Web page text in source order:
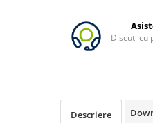
Toate generatoarele
Discuti cu
Descriere